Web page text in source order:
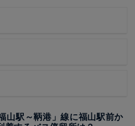
山駅～鞆港」線に福山駅前か